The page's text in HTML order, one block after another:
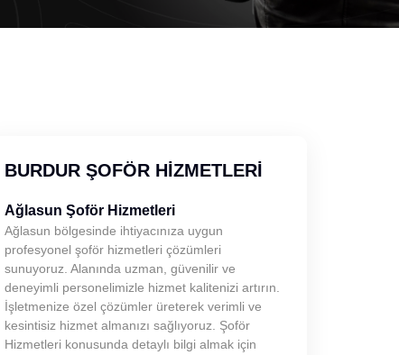
BURDUR ŞOFÖR HIZMETLERI
Ağlasun Şoför Hizmetleri
Ağlasun bölgesinde ihtiyacınıza uygun
profesyonel şoför hizmetleri çözümleri
sunuyoruz. Alanında uzman, güvenilir ve
deneyimli personelimizle hizmet kalitenizi artırın.
İşletmenize özel çözümler üreterek verimli ve
kesintisiz hizmet almanızı sağlıyoruz. Şoför
Hizmetleri konusunda detaylı bilgi almak için